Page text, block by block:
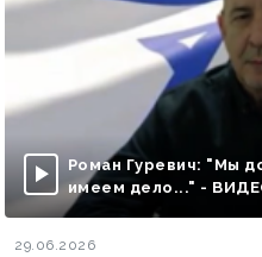
Роман Гуревич: "Мы
имеем дело..." -
29.06.2026